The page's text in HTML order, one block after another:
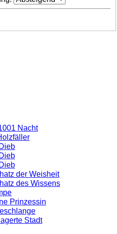
Nacht
der Weisheit
des Wissens
Prinzessin
Stadt